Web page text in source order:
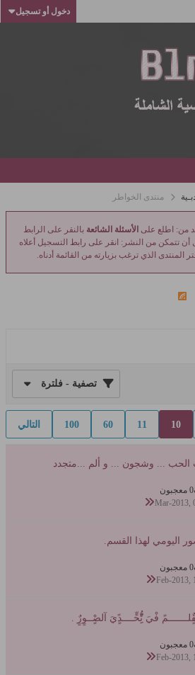
دخول أو تسجيل
منتدى الخواطر
من: اطلع على الأسئلة الشائعة بالنقر على الرابط
أن تتمكن من النشر: انقر على رابط التسجيل أعلاه
المنتدى الذي ترغب بزيارته من القائمة أدناه.
تصفية - فلترة
10
11
60
100 التالي
الحب ... وشجون ... و ألم ...متجدد
0 معجبون
اليومي لهذا القسم.
0 معجبون
فْيَ تُِِّْحٍّــــدًٍيَ آلصٍْــوٍرٌٍ .
0 معجبون